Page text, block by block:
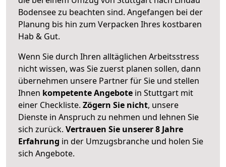
Bodensee zu beachten sind. Angefangen bei der
Planung bis hin zum Verpacken Ihres kostbaren
Hab & Gut.
Wenn Sie durch Ihren alltäglichen Arbeitsstress
nicht wissen, was Sie zuerst planen sollen, dann
übernehmen unsere Partner für Sie und stellen
Ihnen kompetente Angebote in Stuttgart mit
einer Checkliste. Zögern Sie nicht, unsere
Dienste in Anspruch zu nehmen und lehnen Sie
sich zurück. Vertrauen Sie unserer 8 Jahre
Erfahrung in der Umzugsbranche und holen Sie
sich Angebote.